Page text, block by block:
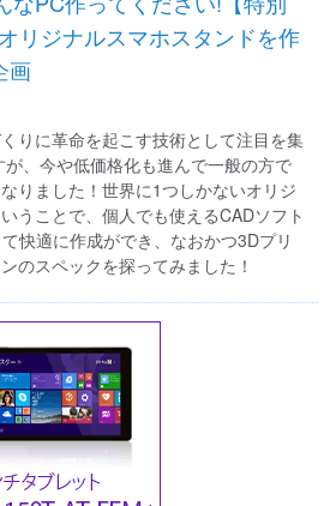
リジナルスマホスタンドを作
画
りに革命を起こす技術として注目を集
、今や低価格化も進んで一般の方で
りました！世界に1つしかないオリジ
うことで、個人でも使えるCADソフト
快適に作成ができ、なおかつ3Dプリ
のスペックを探ってみました！